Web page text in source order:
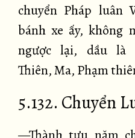
chuyển Pháp luân
bánh xe ấy, không
ngược lại, dầu là
Thiên, Ma, Phạm
5.132. Chuyển